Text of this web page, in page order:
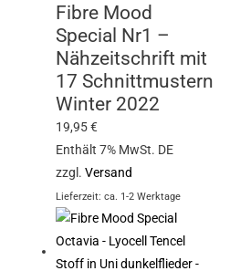
Fibre Mood
Special Nr1 –
Nähzeitschrift mit
17 Schnittmustern
Winter 2022
19,95€
Enthält 7% MwSt. DE
zzgl.Versand
Lieferzeit: ca. 1-2 Werktage